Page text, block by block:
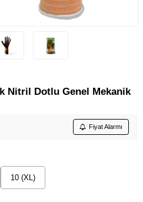
Nitril Dotlu Genel Mekanik
Fiyat Alarmı
10 (XL)